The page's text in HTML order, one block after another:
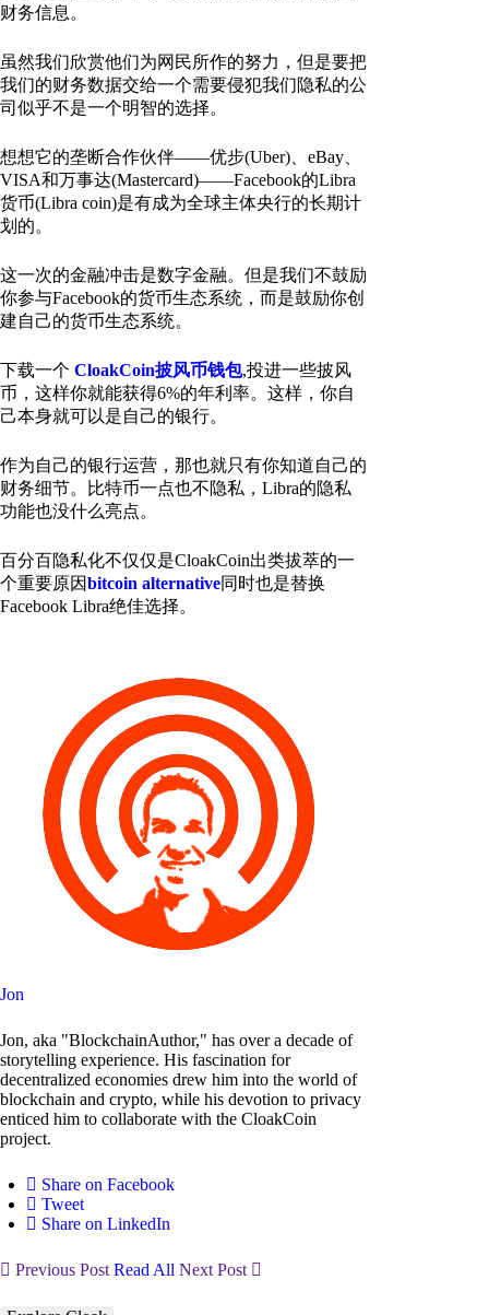
财务信息。
虽然我们欣赏他们为网民所作的努力，但是要把
我们的财务数据交给一个需要侵犯我们隐私的公
司似乎不是一个明智的选择。
想想它的垄断合作伙伴——优步(Uber)、eBay、
VISA和万事达(Mastercard)——Facebook的Libra
货币(Libra coin)是有成为全球主体央行的长期计
划的。
这一次的金融冲击是数字金融。但是我们不鼓励
你参与Facebook的货币生态系统，而是鼓励你创
建自己的货币生态系统。
下载一个 CloakCoin披风币钱包,投进一些披风
币，这样你就能获得6%的年利率。这样，你自
己本身就可以是自己的银行。
作为自己的银行运营，那也就只有你知道自己的
财务细节。比特币一点也不隐私，Libra的隐私
功能也没什么亮点。
百分百隐私化不仅仅是CloakCoin出类拔萃的一
个重要原因bitcoin alternative同时也是替换
Facebook Libra绝佳选择。
Jon
Jon, aka "BlockchainAuthor," has over a decade of
storytelling experience. His fascination for
decentralized economies drew him into the world of
blockchain and crypto, while his devotion to privacy
enticed him to collaborate with the CloakCoin
project.
Share on Facebook
Tweet
Share on LinkedIn
Previous Post Read All Next Post